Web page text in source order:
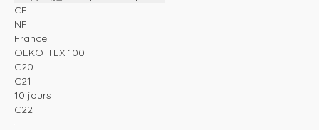
CE
NF
France
OEKO-TEX 100
C20
C21
10 jours
C22